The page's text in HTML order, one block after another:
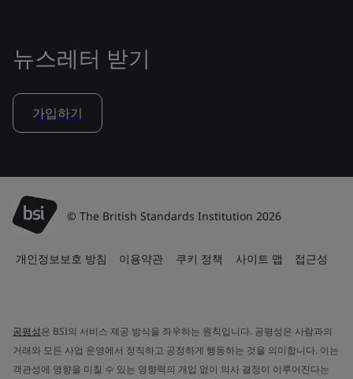
뉴스레터 받기
가입하기
© The British Standards Institution 2026
개인정보보호 방침 이용약관 쿠키 정책 사이트 맵 접근성
공평성은 BSI의 서비스 제공 방식을 좌우하는 원칙입니다. 공평성은 사람과의
거래와 모든 사업 운영에서 정직하고 공정하게 행동하는 것을 의미합니다. 이는
객관성에 영향을 미칠 수 있는 영향력의 개입 없이 의사 결정이 이루어진다는